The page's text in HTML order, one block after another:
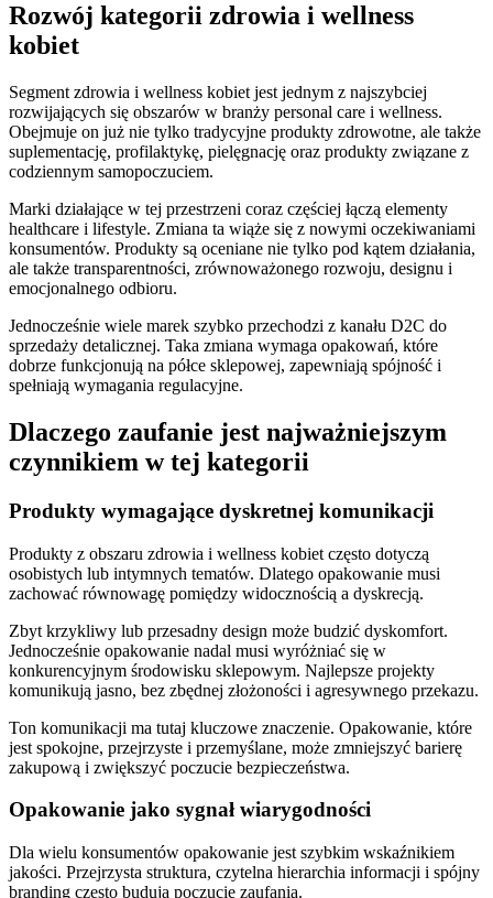
Rozwój kategorii zdrowia i wellness
kobiet
Segment zdrowia i wellness kobiet jest jednym z najszybciej
rozwijających się obszarów w branży personal care i wellness.
Obejmuje on już nie tylko tradycyjne produkty zdrowotne, ale także
suplementację, profilaktykę, pielęgnację oraz produkty związane z
codziennym samopoczuciem.
Marki działające w tej przestrzeni coraz częściej łączą elementy
healthcare i lifestyle. Zmiana ta wiąże się z nowymi oczekiwaniami
konsumentów. Produkty są oceniane nie tylko pod kątem działania,
ale także transparentności, zrównoważonego rozwoju, designu i
emocjonalnego odbioru.
Jednocześnie wiele marek szybko przechodzi z kanału D2C do
sprzedaży detalicznej. Taka zmiana wymaga opakowań, które
dobrze funkcjonują na półce sklepowej, zapewniają spójność i
spełniają wymagania regulacyjne.
Dlaczego zaufanie jest najważniejszym
czynnikiem w tej kategorii
Produkty wymagające dyskretnej komunikacji
Produkty z obszaru zdrowia i wellness kobiet często dotyczą
osobistych lub intymnych tematów. Dlatego opakowanie musi
zachować równowagę pomiędzy widocznością a dyskrecją.
Zbyt krzykliwy lub przesadny design może budzić dyskomfort.
Jednocześnie opakowanie nadal musi wyróżniać się w
konkurencyjnym środowisku sklepowym. Najlepsze projekty
komunikują jasno, bez zbędnej złożoności i agresywnego przekazu.
Ton komunikacji ma tutaj kluczowe znaczenie. Opakowanie, które
jest spokojne, przejrzyste i przemyślane, może zmniejszyć barierę
zakupową i zwiększyć poczucie bezpieczeństwa.
Opakowanie jako sygnał wiarygodności
Dla wielu konsumentów opakowanie jest szybkim wskaźnikiem
jakości. Przejrzysta struktura, czytelna hierarchia informacji i spójny
branding często budują poczucie zaufania.